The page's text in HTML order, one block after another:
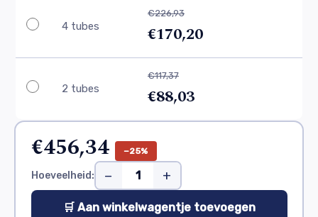
4 tubes
€226,93
€170,20
2 tubes
€117,37
€88,03
€456,34 −25%
Hoeveelheid: − +
🛒 Aan winkelwagentje toevoegen